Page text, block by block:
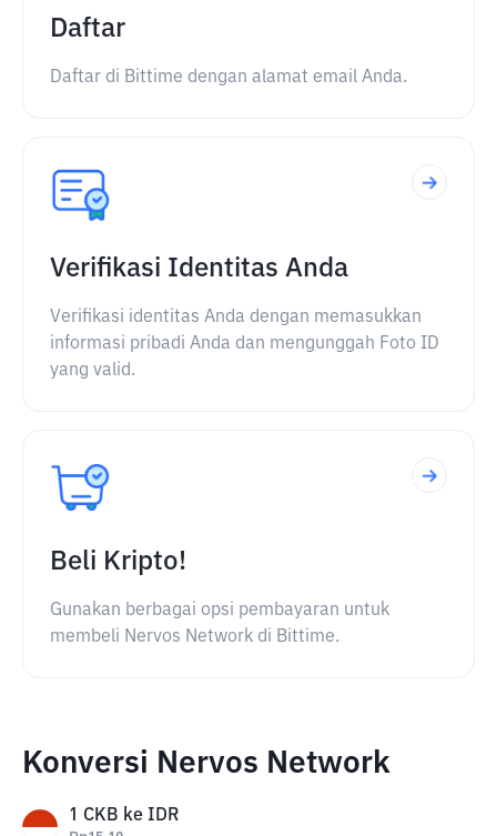
Daftar
Daftar di Bittime dengan alamat email Anda.
Verifikasi Identitas Anda
Verifikasi identitas Anda dengan memasukkan
informasi pribadi Anda dan mengunggah Foto ID
yang valid.
Beli Kripto!
Gunakan berbagai opsi pembayaran untuk
membeli Nervos Network di Bittime.
Konversi Nervos Network
1 CKB ke IDR